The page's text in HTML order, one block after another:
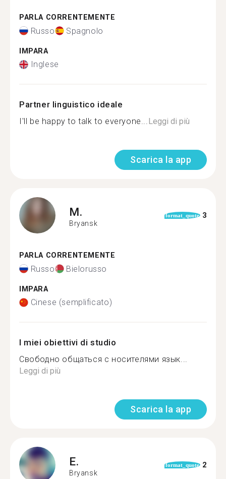
PARLA CORRENTEMENTE
Russo Spagnolo
IMPARA
Inglese
Partner linguistico ideale
I'll be happy to talk to everyone...Leggi di più
Scarica la app
M.
Bryansk
format_quote 3
PARLA CORRENTEMENTE
Russo Bielorusso
IMPARA
Cinese (semplificato)
I miei obiettivi di studio
Свободно общаться с носителями язык...
Leggi di più
Scarica la app
E.
Bryansk
format_quote 2